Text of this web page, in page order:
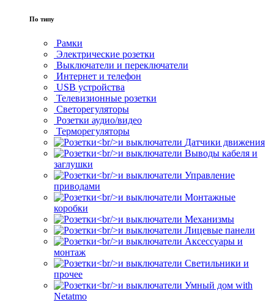
По типу
Рамки
Электрические розетки
Выключатели и переключатели
Интернет и телефон
USB устройства
Телевизионные розетки
Светорегуляторы
Розетки аудио/видео
Терморегуляторы
Датчики движения
Выводы кабеля и
заглушки
Управление
приводами
Монтажные
коробки
Механизмы
Лицевые панели
Аксессуары и
монтаж
Светильники и
прочее
Умный дом with
Netatmo